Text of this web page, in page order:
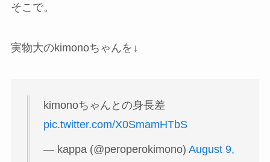
そこで。
実物大のkimonoちゃんを↓
kimonoちゃんとの身長差
pic.twitter.com/X0SmamHTbS
— kappa (@peroperokimono) August 9,